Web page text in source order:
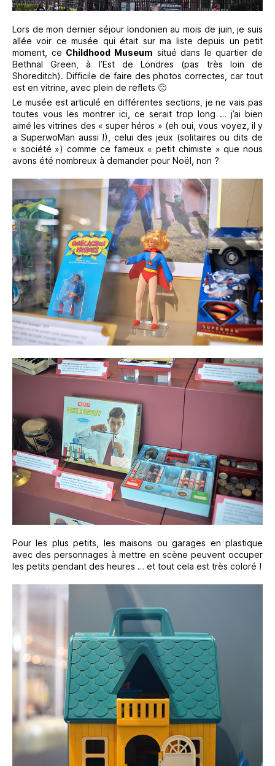
Lors de mon dernier séjour londonien au mois de juin, je suis
allée voir ce musée qui était sur ma liste depuis un petit
moment, ce Childhood Museum situé dans le quartier de
Bethnal Green, à l’Est de Londres (pas très loin de
Shoreditch). Difficile de faire des photos correctes, car tout
est en vitrine, avec plein de reflets 🙁
Le musée est articulé en différentes sections, je ne vais pas
toutes vous les montrer ici, ce serait trop long … j’ai bien
aimé les vitrines des « super héros » (eh oui, vous voyez, il y
a SuperwoMan aussi !), celui des jeux (solitaires ou dits de
« société ») comme ce fameux « petit chimiste » que nous
avons été nombreux à demander pour Noël, non ?
Pour les plus petits, les maisons ou garages en plastique
avec des personnages à mettre en scène peuvent occuper
les petits pendant des heures … et tout cela est très coloré !